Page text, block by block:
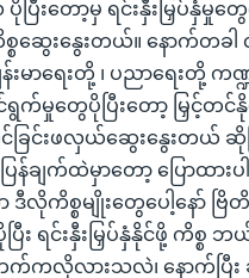
ပြီးတော့မှ ရင်းနှီးမြှပ်နှံမှု
ဆွေးနွေးတယ်။ နောက်တခ
းမာရေးတို့ ၊ ပညာရေးတို့ က
င်ရွက်မှုတွေပိုပြီးတော့ မြှင့်
ြင်းဖလှယ်ဆွေးနွေးတယ် ဆိုပ
ြန်ချက်ထဲမှာတော့ ပြောထာ
ကိစ္စမျိုးတွေပေါ့နော် ဗြိတိန်
ပြီး ရင်းနှီးမြှပ်နှံနိုင်ဖို့ ကိစ္စ
လိုလားသလဲ၊ နောက်ပြီး ခု